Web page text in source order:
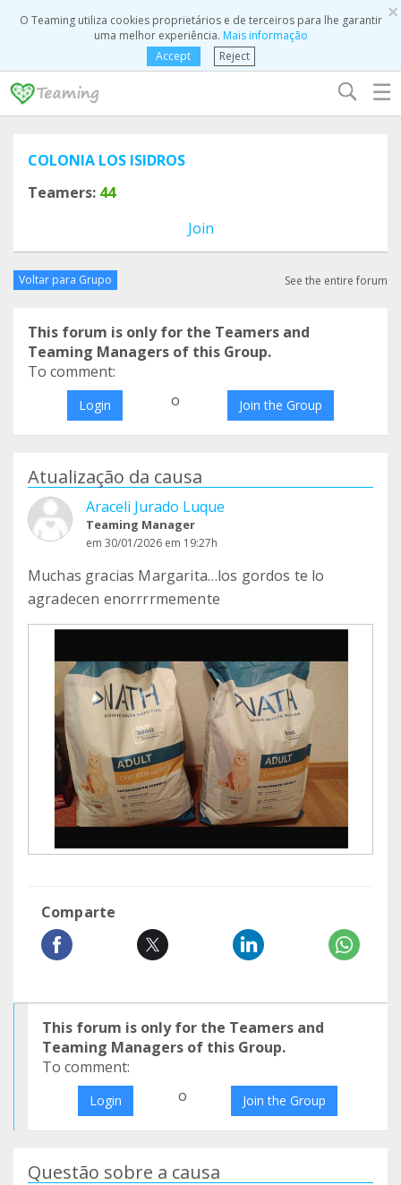
×
O Teaming utiliza cookies proprietários e de terceiros para lhe garantir
uma melhor experiência. Mais informação
Accept
Reject
☰
COLONIA LOS ISIDROS
Teamers: 44
Join
Voltar para Grupo See the entire forum
This forum is only for the Teamers and
Teaming Managers of this Group.
To comment:
Login o Join the Group
Atualização da causa
Araceli Jurado Luque
Teaming Manager
em 30/01/2026 em 19:27h
Muchas gracias Margarita…los gordos te lo
agradecen enorrrrmemente
Comparte
This forum is only for the Teamers and
Teaming Managers of this Group.
To comment:
Login o Join the Group
Questão sobre a causa